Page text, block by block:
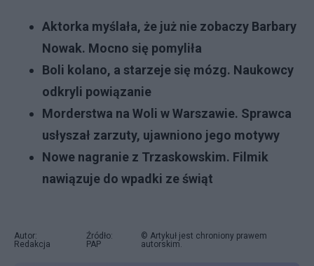
Aktorka myślała, że już nie zobaczy Barbary
Nowak. Mocno się pomyliła
Boli kolano, a starzeje się mózg. Naukowcy
odkryli powiązanie
Morderstwa na Woli w Warszawie. Sprawca
usłyszał zarzuty, ujawniono jego motywy
Nowe nagranie z Trzaskowskim. Filmik
nawiązuje do wpadki ze świąt
Autor:
Redakcja
Źródło:
PAP
© Artykuł jest chroniony prawem
autorskim.